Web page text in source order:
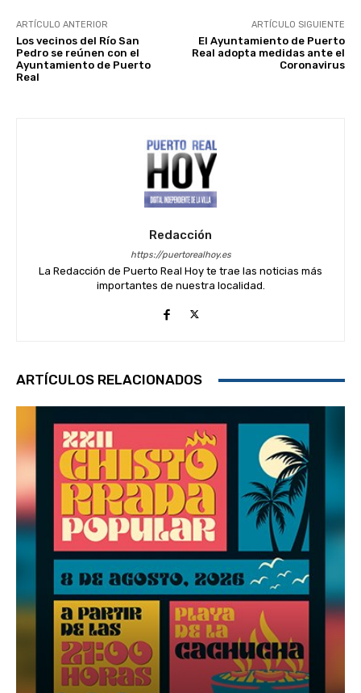
ARTÍCULO ANTERIOR
Los vecinos del Río San
Pedro se reúnen con el
Ayuntamiento de Puerto
Real
ARTÍCULO SIGUIENTE
El Ayuntamiento de Puerto
Real adopta medidas ante el
Coronavirus
Redacción
https://puertorealhoy.es
La Redacción de Puerto Real Hoy te trae las noticias más
importantes de nuestra localidad.
ARTÍCULOS RELACIONADOS